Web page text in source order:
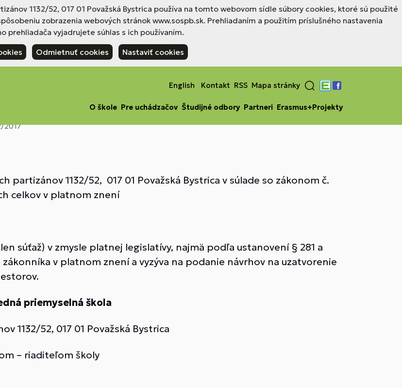
1132/52, 017 01 Považská Bystrica používa na tomto webovom sídle súbory cookies, ktoré sú použité
zobrazenia webových stránok www.sospb.sk. Prehliadaním a použitím príslušného nastavenia
prehliadača vyjadrujete súhlas s ich používaním.
Odmietnuť cookies Nastaviť cookies
English Kontakt RSS Mapa stránky
Edupage
Facebook
O škole Pre uchádzačov Študijné odbory Partneri Erasmus+Projekty
2017
partizánov 1132/52, 017 01 Považská Bystrica v súlade so zákonom č.
celkov v platnom znení
súťaž) v zmysle platnej legislatívy, najmä podľa ustanovení § 281 a
zákonníka v platnom znení a vyzýva na podanie návrhov na uzatvorenie
priemyselná škola
52, 017 01 Považská Bystrica
– riaditeľom školy